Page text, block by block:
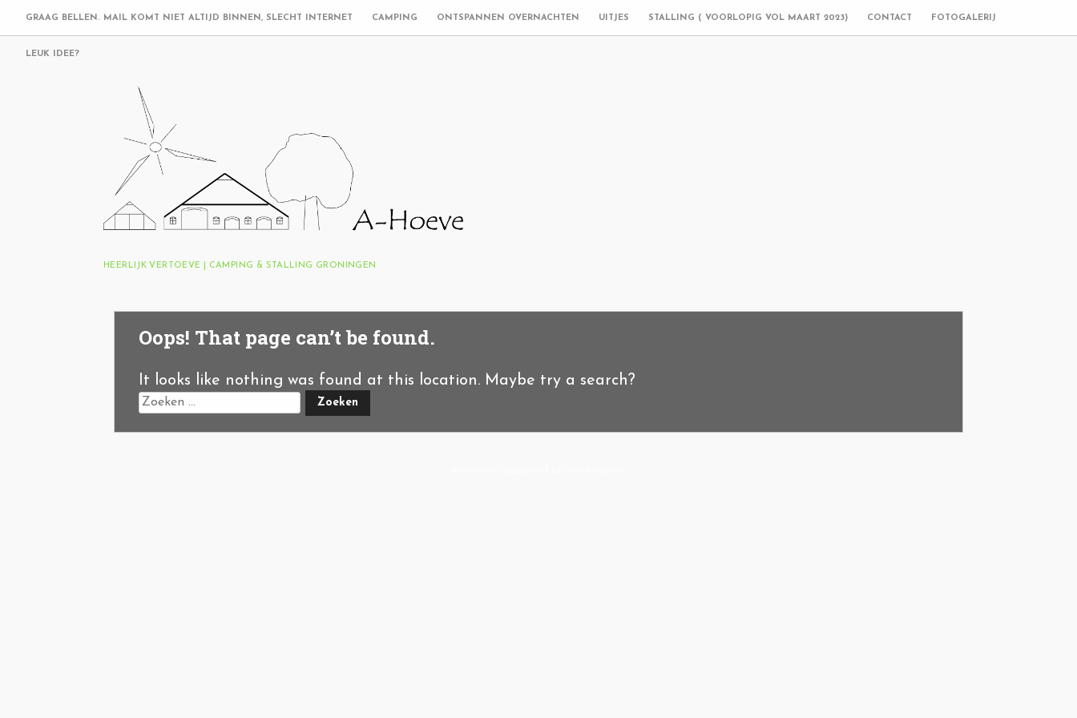
GRAAG BELLEN. MAIL KOMT NIET ALTIJD BINNEN, SLECHT INTERNET CAMPING ONTSPANNEN OVERNACHTEN UITJES STALLING ( VOORLOPIG VOL MAART 2023) CONTACT FOTOGALERIJ
LEUK IDEE?
HEERLIJK VERTOEVE | CAMPING & STALLING GRONINGEN
Oops! That page can’t be found.
It looks like nothing was found at this location. Maybe try a search?